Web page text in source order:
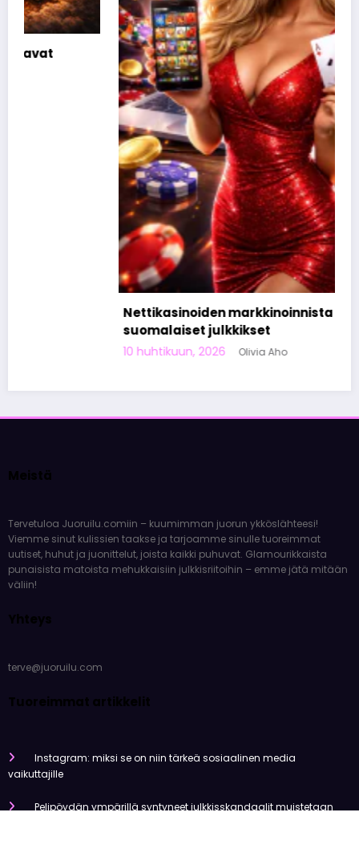
Nettikasinoiden markkinoinnista tunnetut
suomalaiset julkkikset
10 huhtikuun, 2026 Olivia Aho
Meistä
Tervetuloa Juoruilu.comiin – kuumimman juorun ykköslähteesi!
Viemme sinut kulissien taakse ja tarjoamme sinulle tuoreimmat
uutiset, huhut ja juonittelut, joista kaikki puhuvat. Glamourikkaista
punaisista matoista mehukkaisiin julkkisriitoihin – emme jätä mitään
väliin!
Yhteys
terve@juoruilu.com
Tuoreimmat artikkelit
Instagram: miksi se on niin tärkeä sosiaalinen media
vaikuttajille
Pelipöydän ympärillä syntyneet julkkisskandaalit muistetaan